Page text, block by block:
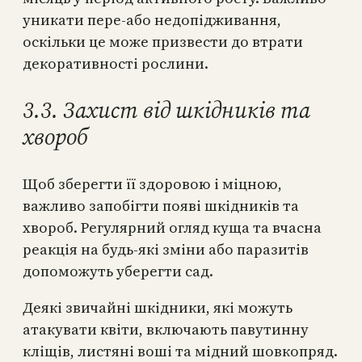
уникати пере-або недопідживання,
оскільки це може призвести до втрати
декоративності рослини.
3.3. Захист від шкідників та
хвороб
Щоб зберегти її здоровою і міцною,
важливо запобігти появі шкідників та
хвороб. Регулярний огляд куща та вчасна
реакція на будь-які зміни або паразитів
допоможуть уберегти сад.
Деякі звичайні шкідники, які можуть
атакувати квіти, включають павутинну
кліщів, листяні воші та мідний шовкопряд.